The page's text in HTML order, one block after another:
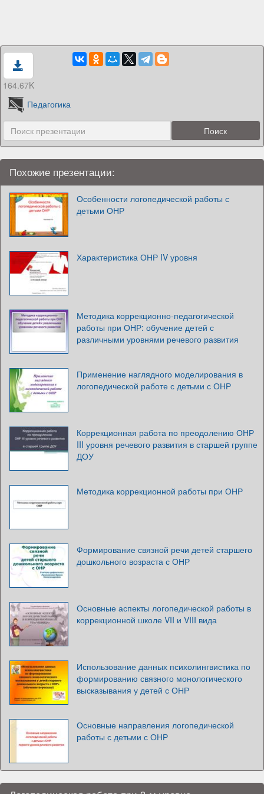
164.67K
Педагогика
Похожие презентации:
Особенности логопедической работы с
детьми ОНР
Характеристика ОНР IV уровня
Методика коррекционно-педагогической
работы при ОНР: обучение детей с
различными уровнями речевого развития
Применение наглядного моделирования в
логопедической работе с детьми с ОНР
Коррекционная работа по преодолению ОНР
III уровня речевого развития в старшей группе
ДОУ
Методика коррекционной работы при ОНР
Формирование связной речи детей старшего
дошкольного возраста с ОНР
Основные аспекты логопедической работы в
коррекционной школе VII и VIII вида
Использование данных психолингвистика по
формированию связного монологического
высказывания у детей с ОНР
Основные направления логопедической
работы с детьми с ОНР